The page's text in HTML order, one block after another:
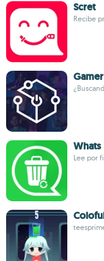
Scret
Recibe
Whats
Lee por